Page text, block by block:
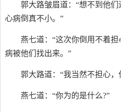
郭大路皱眉道：“想不到他
心病倒真不小。”
燕七道：“这次你倒用不着
病被他们找出来。”
郭大路道：“我当然不担心
燕七道：“你为的是什么?”